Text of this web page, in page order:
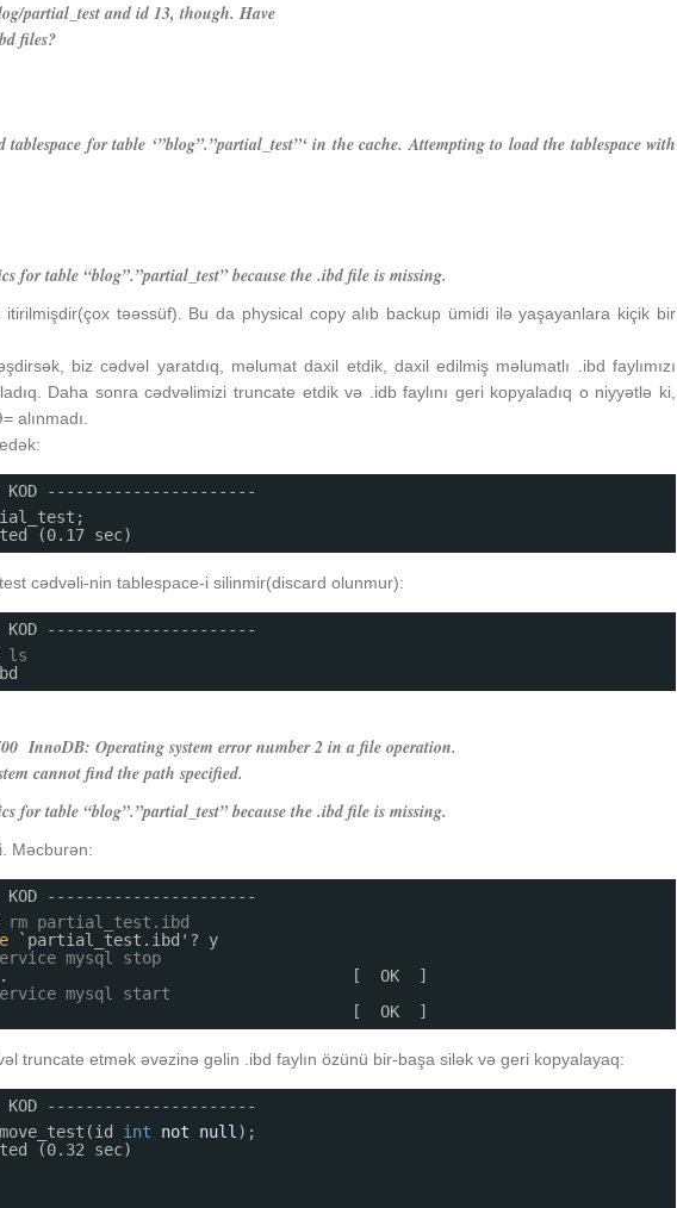
partial_test and id 13, though. Have
files?
for table ‘”blog”.”partial_test”‘ in the cache. Attempting to load the tablespace with
for table “blog”.”partial_test” because the .ibd file is missing.
itirilmişdir(çox təəssüf). Bu da physical copy alıb backup ümidi ilə yaşayanlara kiçik bir
biz cədvəl yaratdıq, məlumat daxil etdik, daxil edilmiş məlumatlı .ibd faylımızı
Daha sonra cədvəlimizi truncate etdik və .idb faylını geri kopyaladıq o niyyətlə ki,
alınmadı.
----------------------
(0.17 sec)
cədvəli-nin tablespace-i silinmir(discard olunmur):
----------------------
ls
InnoDB: Operating system error number 2 in a file operation.
cannot find the path specified.
for table “blog”.”partial_test” because the .ibd file is missing.
Məcburən:
----------------------
rm partial_test.ibd
`partial_test.ibd'? y
mysql stop
[  OK  ]
mysql start
[  OK  ]
truncate etmək əvəzinə gəlin .ibd faylın özünü bir-başa silək və geri kopyalayaq:
----------------------
int not null );
(0.32 sec)